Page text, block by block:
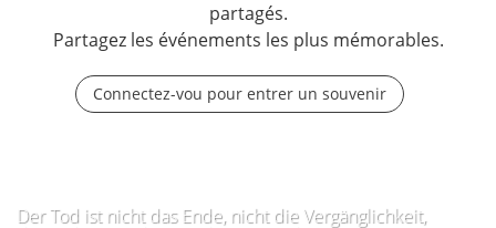
partagés.
Partagez les événements les plus mémorables.
Connectez-vou pour entrer un souvenir
Der Tod ist nicht das Ende, nicht die Vergänglichkeit,